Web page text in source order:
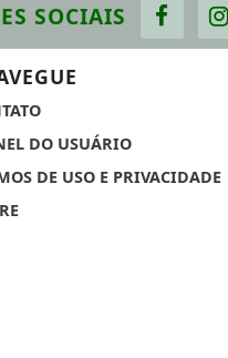
SOCIAIS
DO USUÁRIO
DE USO E PRIVACIDADE